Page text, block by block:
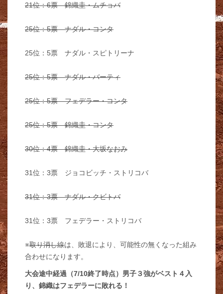
21位：6票 錦織圭・ムチョバ
25位：5票 ナダル・コンタ
25位：5票 ナダル・スピトリーナ
25位：5票 ナダル・バーティ
25位：5票 フェデラー・コンタ
25位：5票 錦織圭・コンタ
30位：4票 錦織圭・大坂なおみ
31位：3票 ジョコビッチ・ストリコバ
31位：3票 ナダル・クビトバ
31位：3票 フェデラー・ストリコバ
※取り消し線は、敗退により、可能性の無くなった組み
合わせになります。
大会途中経過（7/10終了時点）男子３強がベスト４入
り、錦織はフェデラーに敗れる！